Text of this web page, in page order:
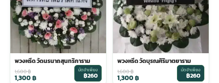
ดอกไม้งานศพ ราคาถูก
จัดดอกไม้งานศพ ราคา
ดอกไม้งานศพ ส่งฟรี
ร้านพวงหรีด กรุงเทพ ส่งฟรี
พวงหรีด ปากคลองตลาด ราคา
พวงหรีด ส่งด่วน วันนี้
น้าเมรุ กรุงเทพ
พวงหรีด วัดนรนาถสุนทริการาม
1,600฿
1,300฿
มัดจำเพียง
฿260
พวงหรีด วัดบุรณศิริมาตยาราม
1,600฿
1,300฿
มัดจำเพียง
฿260